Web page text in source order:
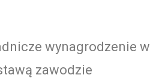
wynagrodzenie w
zawodzie